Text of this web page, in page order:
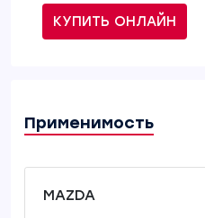
КУПИТЬ ОНЛАЙН
Применимость
MAZDA